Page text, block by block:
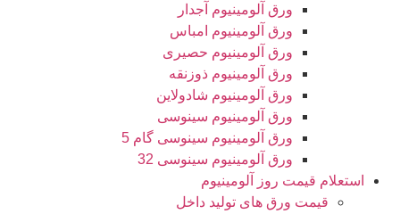
ورق آلومینیوم آجدار
ورق آلومینیوم امباس
ورق آلومینیوم حصیری
ورق آلومینیوم ذوزنقه
ورق آلومینیوم شادولاین
ورق آلومینیوم سینوسی
ورق آلومینیوم سینوسی گام 5
ورق آلومینیوم سینوسی 32
استعلام قیمت روز آلومینیوم
قیمت ورق های تولید داخل